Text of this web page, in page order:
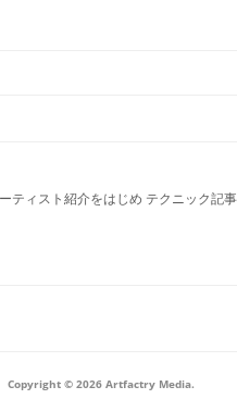
ティスト紹介をはじめ テクニック記
Copyright © 2026 Artfactry Media.